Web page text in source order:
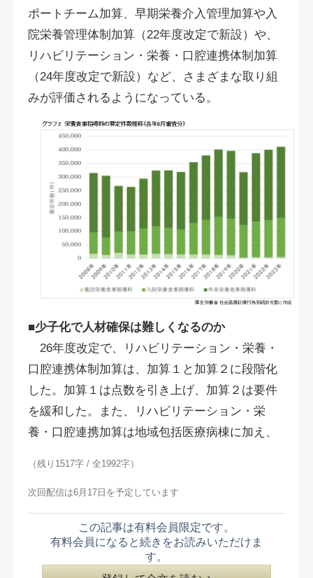
ポートチーム加算、早期栄養介入管理加算や入
院栄養管理体制加算（22年度改定で新設）や、
リハビリテーション・栄養・口腔連携体制加算
（24年度改定で新設）など、さまざまな取り組
みが評価されるようになっている。
■少子化で人材確保は難しくなるのか
26年度改定で、リハビリテーション・栄養・
口腔連携体制加算は、加算１と加算２に段階化
した。加算１は点数を引き上げ、加算２は要件
を緩和した。また、リハビリテーション・栄
養・口腔連携加算は地域包括医療病棟に加え、
（残り1517字 / 全1992字）
次回配信は6月17日を予定しています
この記事は有料会員限定です。
有料会員になると続きをお読みいただけま
す。